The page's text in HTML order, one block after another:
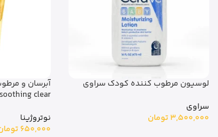
لوسیون مرطوب کننده کودک سراوی
سراوی
3,500,000تومان
آبرسان و
soothing clear
نوتروژینا
650,000